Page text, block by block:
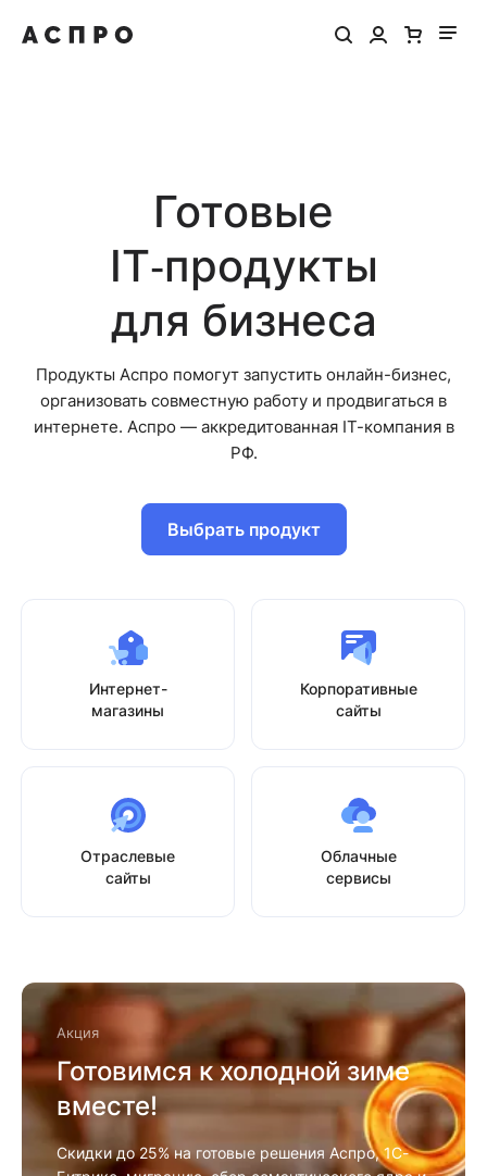
Готовые
IT‑продукты
для бизнеса
Продукты Аспро помогут запустить онлайн-бизнес,
организовать совместную работу и продвигаться в
интернете. Аспро — аккредитованная IT-компания в
РФ.
Интернет-
магазины
Корпоративные
сайты
Отраслевые
сайты
Облачные
сервисы
Выбрать продукт
Акция
Готовимся к холодной зиме
вместе!
Скидки до 25% на готовые решения Аспро, 1С-